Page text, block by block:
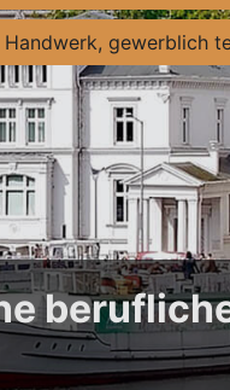
Handwerk, gewerblich